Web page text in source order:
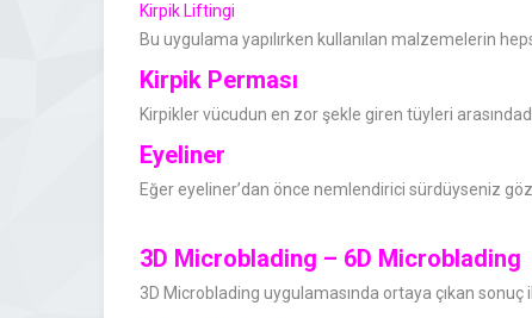
Kirpik Liftingi
Bu uygulama yapılırken kullanılan malzemelerin
Kirpik Perması
Kirpikler vücudun en zor şekle giren tüyleri
Eyeliner
Eğer eyeliner’dan önce nemlendirici sürdüyseniz
3D Microblading – 6D Microblading
3D Microblading uygulamasında ortaya çıkan sonuç